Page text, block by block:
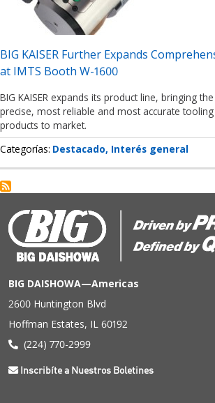
BIG KAISER Further Expands
at IMTS Booth W-1600
BIG KAISER expands its product line, bringing
precise, most reliable and most accurate
products to market.
Categorías Destacado Interés general
BIG DAISHOWA—Americas
2600 Huntington Blvd
Hoffman Estates, IL 60192
(224) 770-2999
Inscribíte a Nuestros Boletines